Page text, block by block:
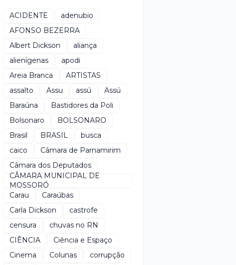
ACIDENTE
adenubio
AFONSO BEZERRA
Albert Dickson
aliança
alienígenas
apodi
Areia Branca
ARTISTAS
assalto
Assu assú
Assú
Baraúna
Bastidores da Poli
Bolsonaro
BOLSONARO
Brasil
BRASIL
busca
caico
Câmara de Parnamirim
Câmara dos Deputados
CÂMARA MUNICIPAL DE
MOSSORÓ
Carau
Caraúbas
Carla Dickson
castrofe
censura
chuvas no RN
CIÊNCIA
Ciência e Espaço
Cinema
Colunas
corrupção